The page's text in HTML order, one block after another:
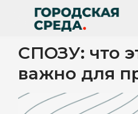
СПОЗУ: что
важно для